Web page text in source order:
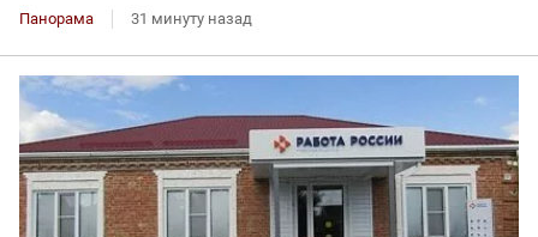
Панорама 31 минуту назад